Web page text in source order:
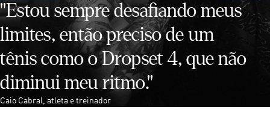
"Estou sempre desafiando meus
limites, então preciso de um
tênis como o Dropset 4, que não
diminui meu ritmo."
Caio Cabral, atleta e treinador